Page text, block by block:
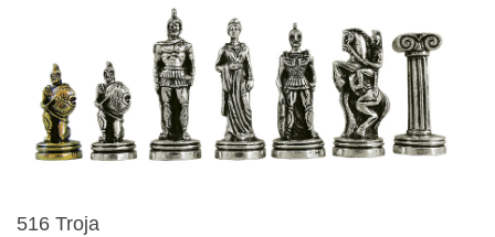
516 Troja